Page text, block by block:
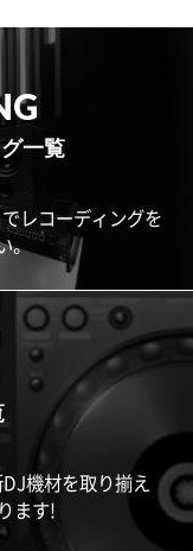
一覧
レコーディングを
。
機材を取り揃え
ます!